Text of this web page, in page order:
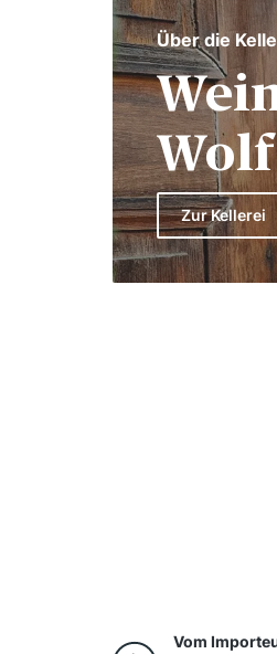
Über die
Wolf
Zur Kellerei
Vom